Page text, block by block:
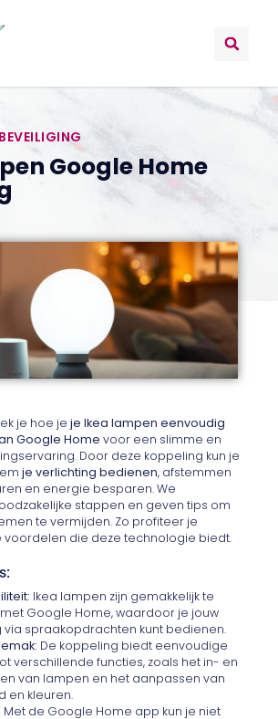
Google Home
je hoe jeje Ikea lampen eenvoudig
Google Home voor een slimme en
Door deze koppeling kun je
je verlichting bedienen, afstemmen
en energie besparen. We
stappen en geven tips om
te vermijden. Zo profiteer je
voordelen die deze technologie biedt.
Ikea lampen zijn gemakkelijk te
Google Home, waardoor je jouw
via spraakopdrachten kunt bedienen.
De koppeling biedt eenvoudige
verschillende functies, zoals het in- en
van lampen en het aanpassen van
en kleuren.
Met de Google Home app kun je niet